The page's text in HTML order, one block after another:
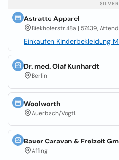
SILVER
Astratto Apparel
Biekhoferstr.48a | 57439,
Einkaufen Kinderbekleidung
Dr. med. Olaf Kunhardt
Berlin
Woolworth
Auerbach/Vogtl.
Bauer Caravan & Freizeit
Affing